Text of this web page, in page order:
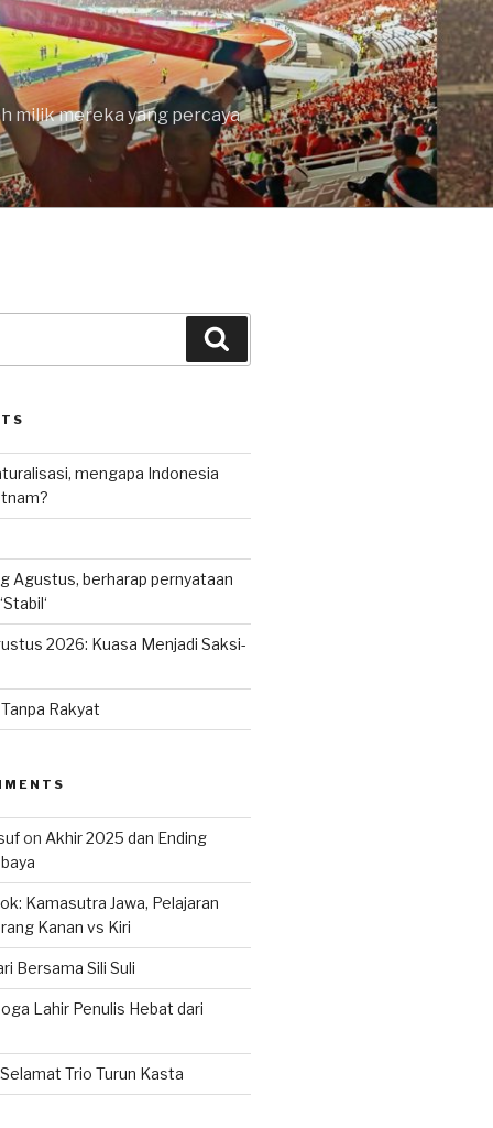
milik mereka yang percaya
mengapa Indonesia
Agustus, berharap pernyataan
2026: Kuasa Menjadi Saksi-
Rakyat
on Akhir 2025 dan Ending
Kamasutra Jawa, Pelajaran
Kanan vs Kiri
Bersama Sili Suli
Lahir Penulis Hebat dari
Selamat Trio Turun Kasta